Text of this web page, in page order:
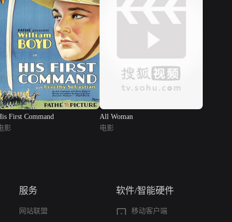
First Command
影
All Woman
电影
服务
网站联盟
软件/智能硬件
移动客户端